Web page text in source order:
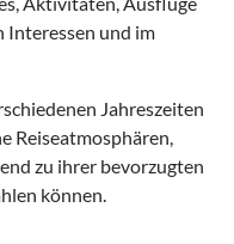
Interessen und im
Jahreszeiten
Reiseatmosphären,
zu ihrer bevorzugten
können.